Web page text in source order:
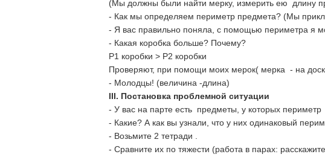
(Мы должны были найти мерку, измерить ею длину
- Как мы определяем периметр предмета? (Мы
- Я вас правильно поняла, с помощью периметра я
- Какая коробка больше? Почему?
Р1 коробки > Р2 коробки
Проверяют, при помощи моих мерок( мерка - на
- Молодцы! (величина -длина)
III. Постановка проблемной ситуации
- У вас на парте есть предметы, у которых периметр
- Какие? А как вы узнали, что у них одинаковый
- Возьмите 2 тетради .
- Сравните их по тяжести (работа в парах: